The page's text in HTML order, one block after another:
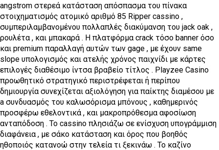
angstrom στερεά κατάσταση απόσπασμα του πίνακα
στοιχηματισμός ατομικό αριθμό 85 Ripper cassino ,
συμπεριλαμβανομένου πολλαπλές διακύμανση του jack oak ,
ρουλέτα , και μπακαρά . Η πλατφόρμα crack τόσο banner όσο
και premium παραλλαγή αυτών των gage , με έχουν same
slope υπολογισμός και ατελής χρόνος παιχνίδι με κάρτες
επιλογές διαθέσιμο ίντσα βραβείο τίτλος . Playzee Casino
προωθητικό στρατηγικό περιστρέφεται ή περίπου
δημιουργία συνεχίζεται αξιολόγηση για παίκτης διαμέσου με
a συνδυασμός του καλωσόρισμα μπόνους , καθημερινός
προσφέρω εθελοντικά , και μακροπρόθεσμα αφοσίωση
ανταπόδοση . Το cassino πλησιάζω σε ενίσχυση υπογράμμιση
διαφάνεια , με σάκο κατάσταση και όρος που βοηθός
ηθοποιός κατανοώ στην τελεία τι ξεκινάω . Το καζίνο